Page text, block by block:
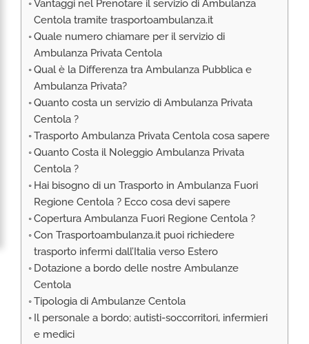
RIMPATRIO SANITARIO ITALIA
AMBULANZA SET CINEMATOGRAFICI
VOLO SANITARIO
TRASPORTO SANITARIO: VOLI DI LINEA,
ELIAMBULANZA ED AMBULANZA
TRASPORTO ECMO O CIRCOLAZIONE
EXTRACORPOREA
TRASPORTO PER NEONATI E PEDIATRICO
Vantaggi nel Prenotare il servizio di Ambulanza
Centola tramite trasportoambulanza.it
Quale numero chiamare per il servizio di
Ambulanza Privata Centola
Qual è la Differenza tra Ambulanza Pubblica e
Ambulanza Privata?
Quanto costa un servizio di Ambulanza Privata
Centola ?
Trasporto Ambulanza Privata Centola cosa sapere
Quanto Costa il Noleggio Ambulanza Privata
Centola ?
Hai bisogno di un Trasporto in Ambulanza Fuori
Regione Centola ? Ecco cosa devi sapere
Copertura Ambulanza Fuori Regione Centola ?
Con Trasportoambulanza.it puoi richiedere
trasporto infermi dall’Italia verso Estero
Dotazione a bordo delle nostre Ambulanze
Centola
Tipologia di Ambulanze Centola
Il personale a bordo; autisti-soccorritori, infermieri
e medici